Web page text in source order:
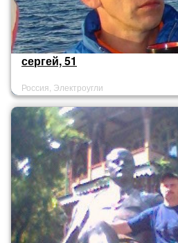
сергей, 51
Россия, Электроугли